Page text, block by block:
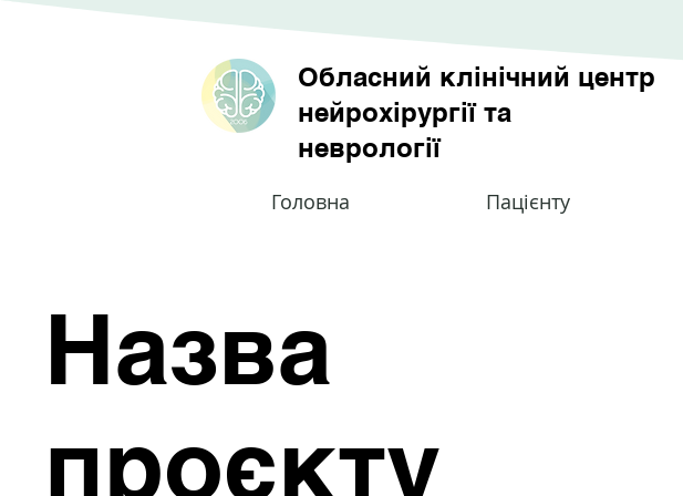
Обласний клінічний центр
нейрохірургії та
неврології
Головна
Пацієнту
Назва
проєкту